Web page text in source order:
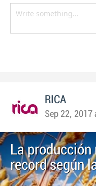
RICA
Sep 22, 2017
La
record según